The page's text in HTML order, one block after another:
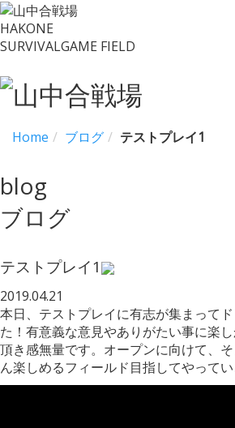
HAKONE
SURVIVALGAME FIELD
Home ブログ テストプレイ1
blog
ブログ
テストプレイ1
2019.04.21
本日、テストプレイに有志が集まって
た！有意義な意見やありがたい事に楽
頂き感無量です。オープンに向けて、
ん楽しめるフィールド目指してやってい